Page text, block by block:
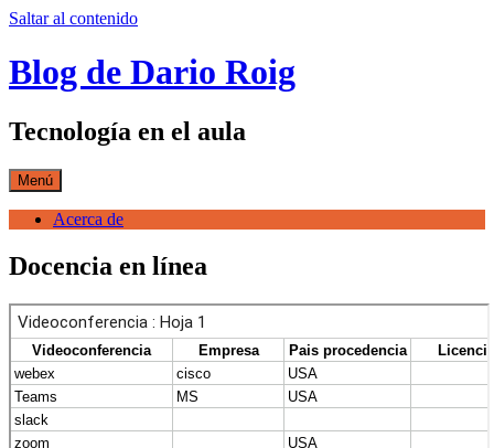
Saltar al contenido
Blog de Dario Roig
Tecnología en el aula
Menú
Acerca de
Docencia en línea